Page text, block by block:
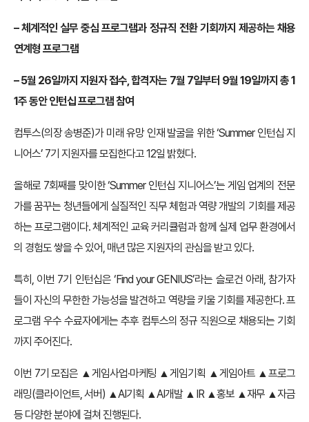
– 체계적인 실무 중심 프로그램과 정규직 전환 기회까지 제공하는 채용
연계형 프로그램
– 5월 26일까지 지원자 접수, 합격자는 7월 7일부터 9월 19일까지 총 1
1주 동안 인턴십 프로그램 참여
컴투스(의장 송병준)가 미래 유망 인재 발굴을 위한 ‘Summer 인턴십 지
니어스’ 7기 지원자를 모집한다고 12일 밝혔다.
올해로 7회째를 맞이한 ‘Summer 인턴십 지니어스’는 게임 업계의 전문
가를 꿈꾸는 청년들에게 실질적인 직무 체험과 역량 개발의 기회를 제공
하는 프로그램이다. 체계적인 교육 커리큘럼과 함께 실제 업무 환경에서
의 경험도 쌓을 수 있어, 매년 많은 지원자의 관심을 받고 있다.
특히, 이번 7기 인턴십은 ‘Find your GENIUS’라는 슬로건 아래, 참가자
들이 자신의 무한한 가능성을 발견하고 역량을 키울 기회를 제공한다. 프
로그램 우수 수료자에게는 추후 컴투스의 정규 직원으로 채용되는 기회
까지 주어진다.
이번 7기 모집은 ▲게임사업·마케팅 ▲게임기획 ▲게임아트 ▲프로그
래밍(클라이언트, 서버) ▲AI기획 ▲AI개발 ▲IR ▲홍보 ▲재무 ▲자금
등 다양한 분야에 걸쳐 진행된다.